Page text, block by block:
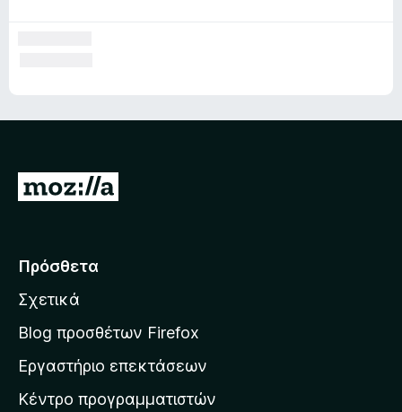
Μ
ά
α
σ
σ
τ
Πρόσθετα
Σχετικά
Blog προσθέτων Firefox
Εργαστήριο επεκτάσεων
Κέντρο προγραμματιστών